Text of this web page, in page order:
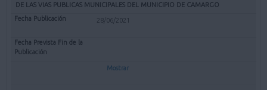
DE LAS VIAS PUBLICAS MUNICIPALES DEL MUNICIPIO DE CAMARGO
28/06/2021
Mostrar